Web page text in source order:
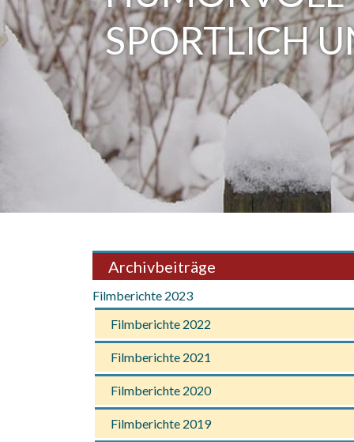
SPORTLICH
Archivbeiträge
Filmberichte 2023
Filmberichte 2022
Filmberichte 2021
Filmberichte 2020
Filmberichte 2019